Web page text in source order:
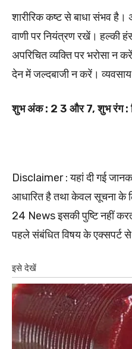
शारीरिक कष्ट से बाधा संभव
वाणी पर नियंत्रण रखें। हल्की
अपरिचित व्यक्ति पर भरोसा न
देन में जल्दबाजी न करें।
शुभ अंक : 2 3 और 7, शुभ रंग :
Disclaimer : यहां दी गई
आधारित है तथा केवल सूचना के
24 News इसकी पुष्टि नहीं
पहले संबंधित विषय के एक्सपर्ट